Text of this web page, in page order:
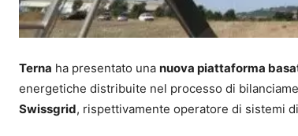
Terna ha presentato una nuova piattaforma
energetiche distribuite nel processo di
Swissgrid, rispettivamente operatore di sistemi